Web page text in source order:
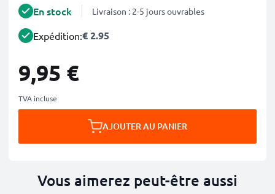
En stock Livraison : 2-5 jours ouvrables
Expédition:€ 2.95
9,95 €
TVA incluse
AJOUTER AU PANIER
Vous aimerez peut-être aussi